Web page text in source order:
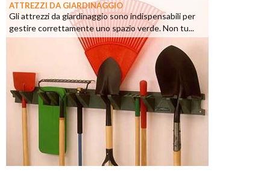
ATTREZZI DA GIARDINAGGIO
Gli attrezzi da giardinaggio sono indispensabili per
gestire correttamente uno spazio verde. Non tu...